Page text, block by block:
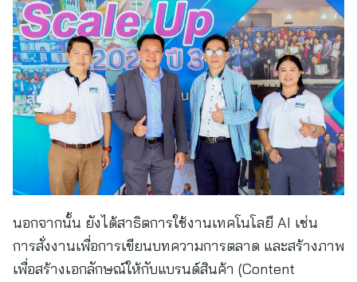
นอกจากนั้น ยังได้สาธิตการใช้งานเทคโนโลยี AI เช่น
การสั่งงานเพื่อการเขียนบทความการตลาด และสร้างภาพ
เพื่อสร้างเอกลักษณ์ให้กับแบรนด์สินค้า (Content